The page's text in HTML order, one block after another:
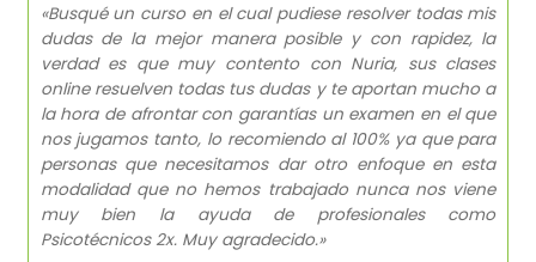
«Busqué un curso en el cual pudiese resolver todas mis
dudas de la mejor manera posible y con rapidez, la
verdad es que muy contento con Nuria, sus clases
online resuelven todas tus dudas y te aportan mucho a
la hora de afrontar con garantías un examen en el que
nos jugamos tanto, lo recomiendo al 100% ya que para
personas que necesitamos dar otro enfoque en esta
modalidad que no hemos trabajado nunca nos viene
muy bien la ayuda de profesionales como
Psicotécnicos 2x. Muy agradecido.»